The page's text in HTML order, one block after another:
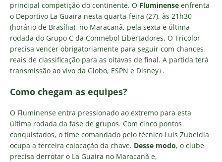
principal competição do continente. O Fluminense enfrenta
o Deportivo La Guaira nesta quarta-feira (27), às 21h30
(horário de Brasília), no Maracanã, pela sexta e última
rodada do Grupo C da Conmebol Libertadores. O Tricolor
precisa vencer obrigatoriamente para seguir com chances
reais de classificação para as oitavas de final. A partida terá
transmissão ao vivo da Globo, ESPN e Disney+.
Como chegam as equipes?
O Fluminense entra pressionado ao extremo para esta
última rodada da fase de grupos. Com cinco pontos
conquistados, o time comandado pelo técnico Luis Zubeldía
ocupa a terceira colocação da chave. Desse modo, o clube
precisa derrotar o La Guaira no Maracanã e,